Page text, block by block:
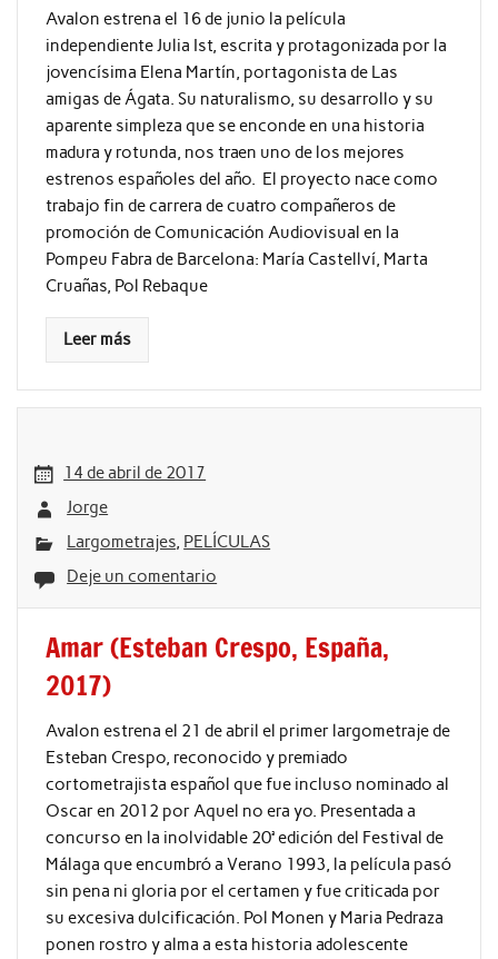
Avalon estrena el 16 de junio la película
independiente Julia Ist, escrita y protagonizada por la
jovencísima Elena Martín, portagonista de Las
amigas de Ágata. Su naturalismo, su desarrollo y su
aparente simpleza que se enconde en una historia
madura y rotunda, nos traen uno de los mejores
estrenos españoles del año. El proyecto nace como
trabajo fin de carrera de cuatro compañeros de
promoción de Comunicación Audiovisual en la
Pompeu Fabra de Barcelona: María Castellví, Marta
Cruañas, Pol Rebaque
Leer más
14 de abril de 2017
Jorge
Largometrajes, PELÍCULAS
Deje un comentario
Amar (Esteban Crespo, España,
2017)
Avalon estrena el 21 de abril el primer largometraje de
Esteban Crespo, reconocido y premiado
cortometrajista español que fue incluso nominado al
Oscar en 2012 por Aquel no era yo. Presentada a
concurso en la inolvidable 20ª edición del Festival de
Málaga que encumbró a Verano 1993, la película pasó
sin pena ni gloria por el certamen y fue criticada por
su excesiva dulcificación. Pol Monen y Maria Pedraza
ponen rostro y alma a esta historia adolescente